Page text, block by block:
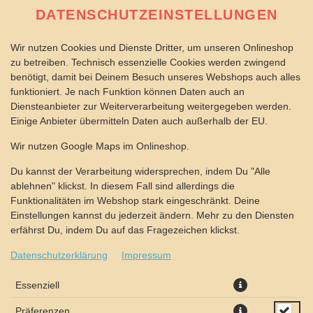
THAI SWEET CHILI DIP
DATENSCHUTZEINSTELLUNGEN
Wir nutzen Cookies und Dienste Dritter, um unseren Onlineshop
zu betreiben. Technisch essenzielle Cookies werden zwingend
benötigt, damit bei Deinem Besuch unseres Webshops auch alles
funktioniert. Je nach Funktion können Daten auch an
Diensteanbieter zur Weiterverarbeitung weitergegeben werden.
Einige Anbieter übermitteln Daten auch außerhalb der EU.
Wir nutzen Google Maps im Onlineshop.
Du kannst der Verarbeitung widersprechen, indem Du "Alle
ablehnen" klickst. In diesem Fall sind allerdings die
Funktionalitäten im Webshop stark eingeschränkt. Deine
Einstellungen kannst du jederzeit ändern. Mehr zu den Diensten
erfährst Du, indem Du auf das Fragezeichen klickst.
Datenschutzerklärung Impressum
Essenziell